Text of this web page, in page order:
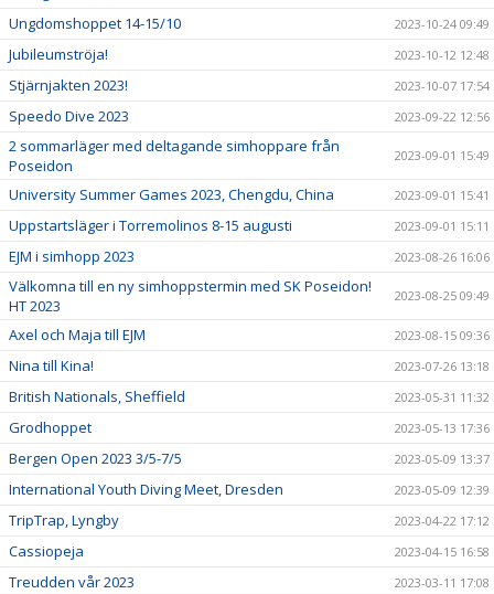
Ungdomshoppet 14-15/10 2023-10-24 09:49
Jubileumströja! 2023-10-12 12:48
Stjärnjakten 2023! 2023-10-07 17:54
Speedo Dive 2023 2023-09-22 12:56
2 sommarläger med deltagande simhoppare från
Poseidon
2023-09-01 15:49
University Summer Games 2023, Chengdu, China 2023-09-01 15:41
Uppstartsläger i Torremolinos 8-15 augusti 2023-09-01 15:11
EJM i simhopp 2023 2023-08-26 16:06
Välkomna till en ny simhoppstermin med SK Poseidon!
HT 2023
2023-08-25 09:49
Axel och Maja till EJM 2023-08-15 09:36
Nina till Kina! 2023-07-26 13:18
British Nationals, Sheffield 2023-05-31 11:32
Grodhoppet 2023-05-13 17:36
Bergen Open 2023 3/5-7/5 2023-05-09 13:37
International Youth Diving Meet, Dresden 2023-05-09 12:39
TripTrap, Lyngby 2023-04-22 17:12
Cassiopeja 2023-04-15 16:58
Treudden vår 2023 2023-03-11 17:08